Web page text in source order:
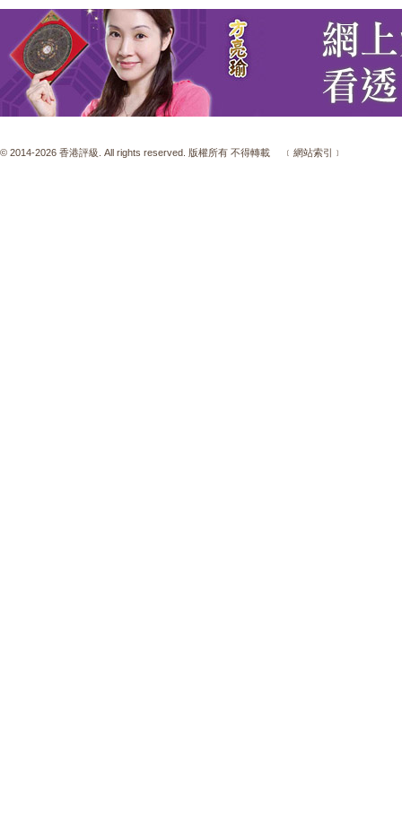
© 2014-2026 香港評級. All rights reserved. 版權所有 不得轉載 ﹝網站索引﹞